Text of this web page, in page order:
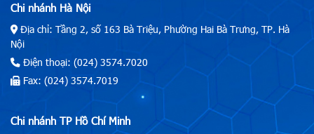
Chi nhánh Hà Nội
Địa chỉ: Tầng 2, số 163 Bà Triệu, Phường Hai Bà Trưng, TP. Hà
Nội
Điện thoại: (024) 3574.7020
Fax: (024) 3574.7019
Chi nhánh TP Hồ Chí Minh